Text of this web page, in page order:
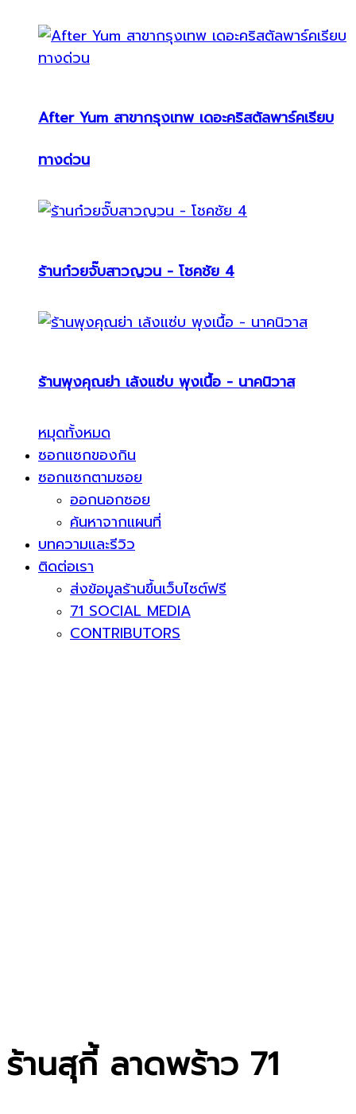
After Yum สาขากรุงเทพ เดอะคริสตัลพาร์คเรียบ
ทางด่วน
ร้านก๋วยจั๊บสาวญวน - โชคชัย 4
ร้านพุงคุณย่า เล้งแซ่บ พุงเนื้อ - นาคนิวาส
หมุดทั้งหมด
ซอกแซกของกิน
ซอกแซกตามซอย
ออกนอกซอย
ค้นหาจากแผนที่
บทความและรีวิว
ติดต่อเรา
ส่งข้อมูลร้านขึ้นเว็บไซต์ฟรี
71 SOCIAL MEDIA
CONTRIBUTORS
ร้านสุกี้ ลาดพร้าว 71